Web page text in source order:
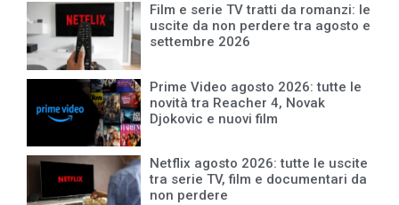
Film e serie TV tratti da romanzi: le
uscite da non perdere tra agosto e
settembre 2026
Prime Video agosto 2026: tutte le
novità tra Reacher 4, Novak
Djokovic e nuovi film
Netflix agosto 2026: tutte le uscite
tra serie TV, film e documentari da
non perdere